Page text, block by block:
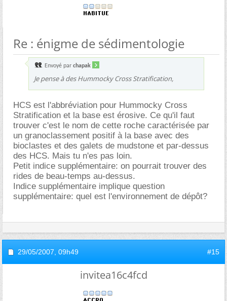
Re : énigme de sédimentologie
Envoyé par chapak
Je pense à desHummocky Cross Stratification,
HCS est l'abbréviation pour Hummocky Cross
Stratification et la base est érosive. Ce qu'il faut
trouver c'est le nom de cette roche caractérisée par
un granoclassement positif à la base avec des
bioclastes et des galets de mudstone et par-dessus
des HCS. Mais tu n'es pas loin.
Petit indice supplémentaire: on pourrait trouver des
rides de beau-temps au-dessus.
Indice supplémentaire implique question
supplémentaire: quel est l'environnement de dépôt?
29/05/2007, 09h49 #15
invitea16c4fcd